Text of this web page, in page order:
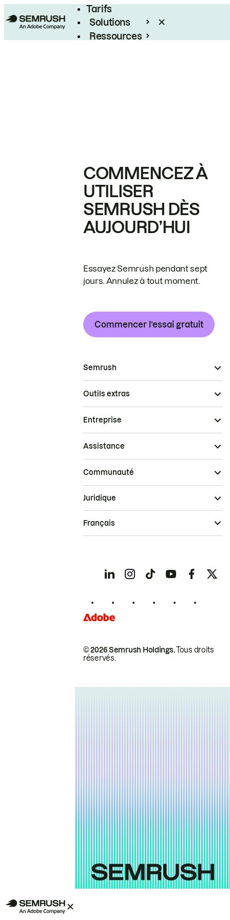
Tarifs
Solutions
Ressources
COMMENCEZ À
UTILISER
SEMRUSH DÈS
AUJOURD’HUI
Essayez Semrush pendant sept
jours. Annulez à tout moment.
Commencer l’essai gratuit
Semrush
Outils extras
Entreprise
Assistance
Communauté
© 2026 Semrush Holdings.Tous droits
réservés.
Juridique
Français